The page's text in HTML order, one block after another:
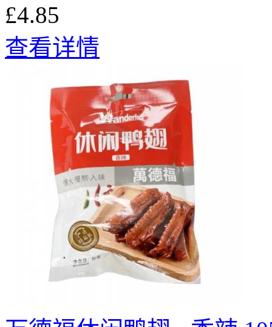
£4.85
查看详情